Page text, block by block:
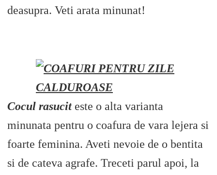
deasupra. Veti arata minunat!
Cocul rasuciteste o alta varianta
minunata pentru o coafura de vara lejera si
foarte feminina. Aveti nevoie de o bentita
si de cateva agrafe. Treceti parul apoi, la